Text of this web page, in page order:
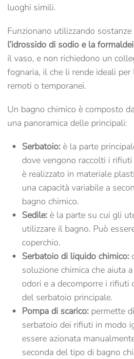
luoghi simili.
Funzionano utilizzando
l’idrossido di sodio e la
il vaso, e non richiedono un
fognaria, il che li rende ideali per
remoti o temporanei.
Un bagno chimico è composto
una panoramica delle principali:
Serbatoio: è la parte
dove vengono raccolti i
è realizzato in materiale
una capacità variabile a
bagno chimico.
Sedile: è la parte su cui gli
utilizzare il bagno. Può
coperchio.
Serbatoio di liquido chimico:
soluzione chimica che aiuta
odori e a decomporre i rifiuti
del serbatoio principale.
Pompa di scarico: permette
serbatoio dei rifiuti in modo
essere azionata
seconda del tipo di bagno